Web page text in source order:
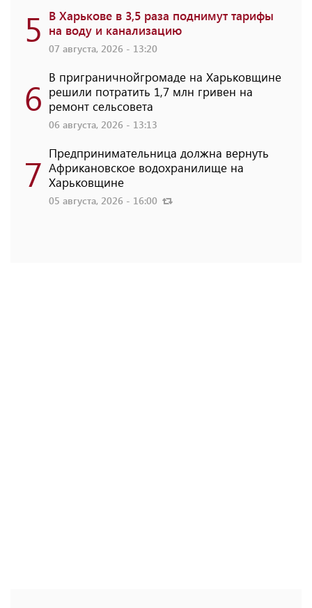
5 В Харькове в 3,5 раза поднимут тарифы
на воду и канализацию
07 августа, 2026 - 13:20
6 В приграничнойгромаде на Харьковщине
решили потратить 1,7 млн ​​гривен на
ремонт сельсовета
06 августа, 2026 - 13:13
7 Предпринимательница должна вернуть
Африкановское водохранилище на
Харьковщине
05 августа, 2026 - 16:00